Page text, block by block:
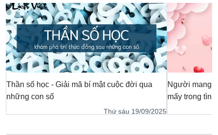
Thần số học - Giải mã bí mật cuộc đời qua
những con số
Thứ sáu 19/09/2025
Người mang
mấy trong tình